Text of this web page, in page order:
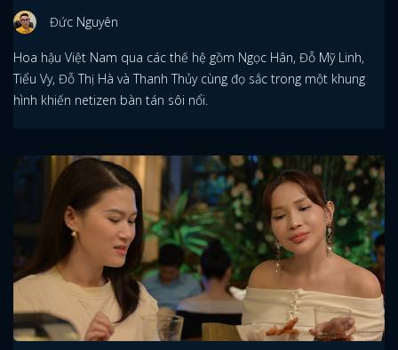
Đức Nguyên
Hoa hậu Việt Nam qua các thế hệ gồm Ngọc Hân, Đỗ Mỹ Linh,
Tiểu Vy, Đỗ Thị Hà và Thanh Thủy cùng đọ sắc trong một khung
hình khiến netizen bàn tán sôi nổi.